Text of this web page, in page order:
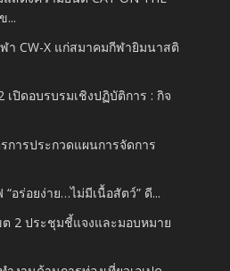
...
า CW-X แก่สมาคมกีฬายิมนาสติ
เปิดอบรบรมเชิงปฏิบัติการ : กิจ
การประกวดแผนการจัดการ
อร่อยง่าย…ไม่มีเนื้อสัตว์” ดี...
ต 2 ประชุมชี้แจงและมอบหมาย